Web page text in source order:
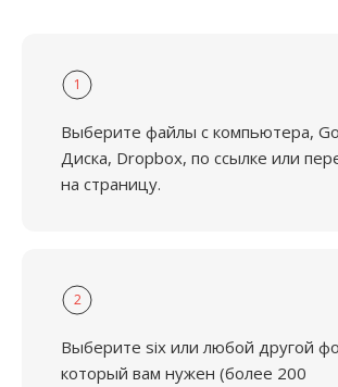
1
Выберите файлы с компьютера,
Диска, Dropbox, по ссылке или
на страницу.
2
Выберите six или любой другой
который вам нужен (более 200